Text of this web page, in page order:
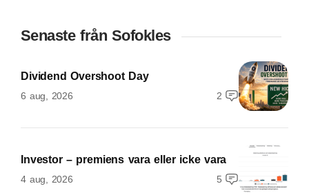
Senaste från Sofokles
Dividend Overshoot Day
6 aug, 2026 2
Investor – premiens vara eller icke vara
4 aug, 2026 5